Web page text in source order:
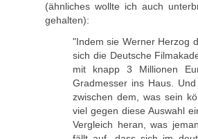
(ähnliches wollte ich auch
gehalten):
"Indem sie Werner Herzog
sich die Deutsche
mit knapp 3 Millionen
Gradmesser ins Haus.
zwischen dem, was sein
viel gegen diese Auswahl
Vergleich heran, was